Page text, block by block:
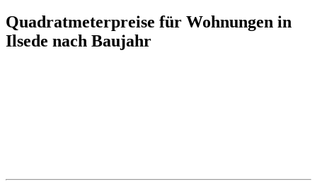
Quadratmeterpreise für Wohnungen in
Ilsede nach Baujahr